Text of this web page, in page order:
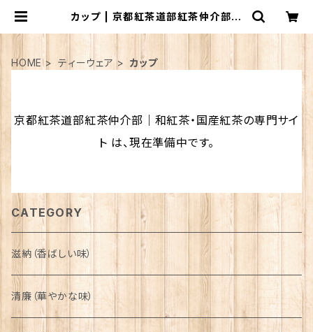
カップ | 京都紅茶道部紅茶仲介部｜
HOME ティーウェア カップ
京都紅茶道部紅茶仲介部｜和紅茶・国産紅茶の専門サイ
ト は、現在準備中です。
CATEGORY
滋納（香ばしい味）
清廉（華やかな味）